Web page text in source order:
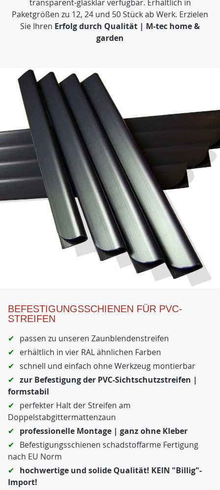
transparent-glasklar verfügbar. Erhältlich in
Paketgrößen zu 12, 24 und 50 Stück ab Werk. Erzielen
Sie Ihren Erfolg durch Qualität | M-tec home &
garden
BEFESTIGUNGSSCHIENEN FÜR PVC-
STREIFEN
passen zu unseren Zaunblendenstreifen
erhältlich in vier RAL ähnlichen Farben
schnell und einfach ohne Werkzeug montierbar
zur Befestigung der PVC-Sichtschutzstreifen |
formstabil
perfekter Halt der Streifen am
Doppelstabgittermattenzaun
professionelle Montage | ganz ohne Kleber
Befestigungsschienen schadstoffarme Fertigung
nach EU Norm
hochwertige und solide Qualität! KEIN "Billig"-
Import!